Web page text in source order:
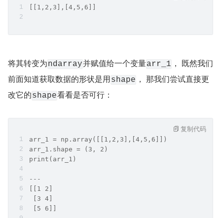
[[1,2,3],[4,5,6]]
将其转变为ndarray并赋值给一个变量arr_1 ， 既然我们
前面知道获取数据的形状是用shape ， 那我们尝试直接更
改它的shape看看是否可行：
arr_1 = np.array([[1,2,3],[4,5,6]])
arr_1.shape = (3, 2)
print(arr_1)
---
[[1 2]
[3 4]
[5 6]]
复制代码